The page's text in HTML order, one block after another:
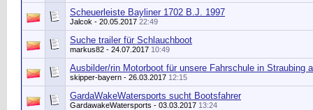
Scheuerleiste Bayliner 1702 B.J. 1997
Jalcok - 20.05.2017 22:49
Suche trailer für Schlauchboot
markus82 - 24.07.2017 10:49
Ausbilder/rin Motorboot für unsere Fahrschule in Straubing
skipper-bayern - 26.03.2017 12:15
GardaWakeWatersports sucht Bootsfahrer
GardawakeWatersports - 03.03.2017 13:24